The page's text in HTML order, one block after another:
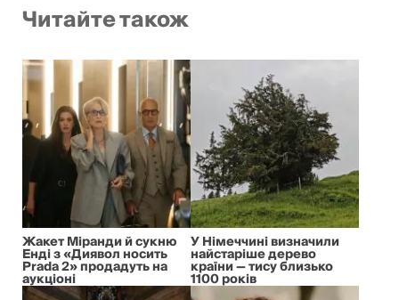
Читайте також
Жакет Міранди й сукню
Енді з «Диявол носить
Prada 2» продадуть на
аукціоні
У Німеччині визначили
найстаріше дерево
країни — тису близько
1100 років